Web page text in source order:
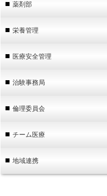
薬剤部
栄養管理
医療安全管理
治験事務局
倫理委員会
チーム医療
地域連携